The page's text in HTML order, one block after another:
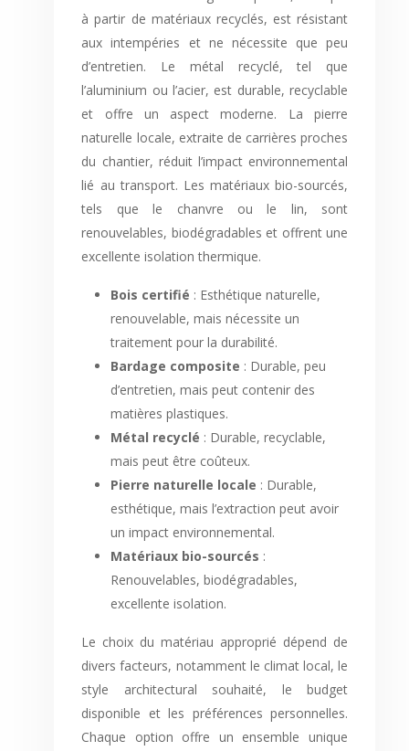
à partir de matériaux recyclés, est résistant
aux intempéries et ne nécessite que peu
d’entretien. Le métal recyclé, tel que
l’aluminium ou l’acier, est durable, recyclable
et offre un aspect moderne. La pierre
naturelle locale, extraite de carrières proches
du chantier, réduit l’impact environnemental
lié au transport. Les matériaux bio-sourcés,
tels que le chanvre ou le lin, sont
renouvelables, biodégradables et offrent une
excellente isolation thermique.
Bois certifié : Esthétique naturelle,
renouvelable, mais nécessite un
traitement pour la durabilité.
Bardage composite : Durable, peu
d’entretien, mais peut contenir des
matières plastiques.
Métal recyclé : Durable, recyclable,
mais peut être coûteux.
Pierre naturelle locale : Durable,
esthétique, mais l’extraction peut avoir
un impact environnemental.
Matériaux bio-sourcés :
Renouvelables, biodégradables,
excellente isolation.
Le choix du matériau approprié dépend de
divers facteurs, notamment le climat local, le
style architectural souhaité, le budget
disponible et les préférences personnelles.
Chaque option offre un ensemble unique